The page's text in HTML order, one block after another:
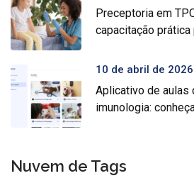
Preceptoria em
capacitação
10 de abril de 2026
Aplicativo de aulas
imunologia:
Nuvem de Tags